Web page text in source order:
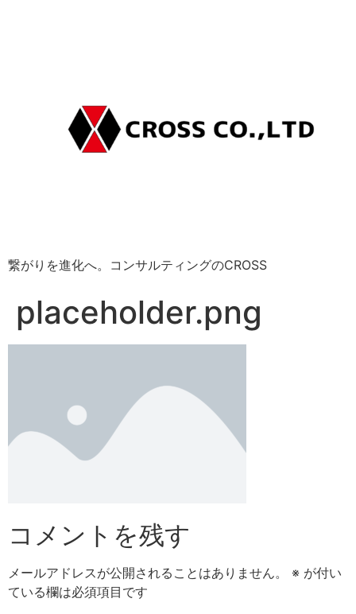
繋がりを進化へ。コンサルティングのCROSS
placeholder.png
コメントを残す
メールアドレスが公開されることはありません。 ※ が付い
ている欄は必須項目です